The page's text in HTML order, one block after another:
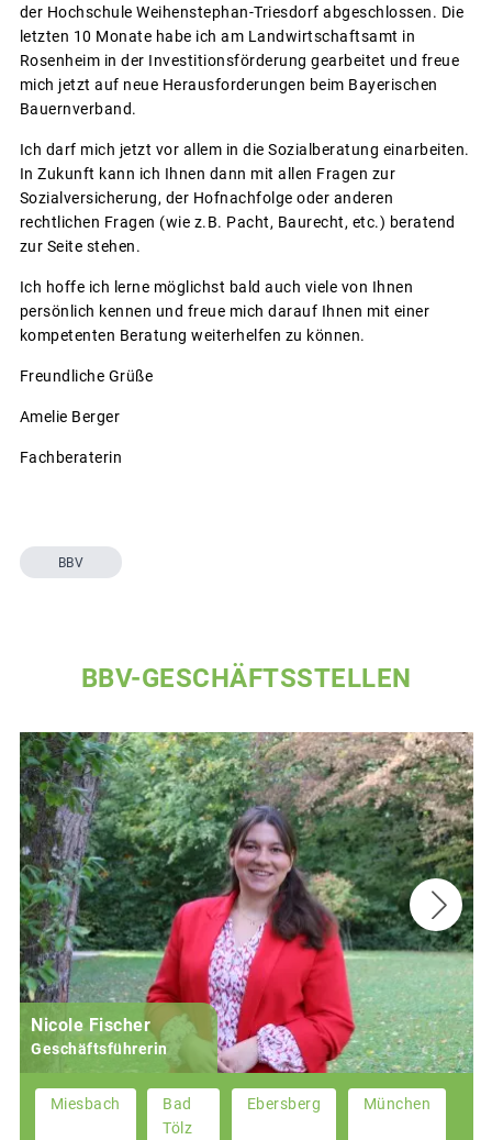
der Hochschule Weihenstephan-Triesdorf abgeschlossen. Die
letzten 10 Monate habe ich am Landwirtschaftsamt in
Rosenheim in der Investitionsförderung gearbeitet und freue
mich jetzt auf neue Herausforderungen beim Bayerischen
Bauernverband.
Ich darf mich jetzt vor allem in die Sozialberatung einarbeiten.
In Zukunft kann ich Ihnen dann mit allen Fragen zur
Sozialversicherung, der Hofnachfolge oder anderen
rechtlichen Fragen (wie z.B. Pacht, Baurecht, etc.) beratend
zur Seite stehen.
Ich hoffe ich lerne möglichst bald auch viele von Ihnen
persönlich kennen und freue mich darauf Ihnen mit einer
kompetenten Beratung weiterhelfen zu können.
Freundliche Grüße
Amelie Berger
Fachberaterin
BBV
BBV-GESCHÄFTSSTELLEN
Nicole Fischer
Geschäftsführerin
Miesbach
Bad
Tölz
Ebersberg München